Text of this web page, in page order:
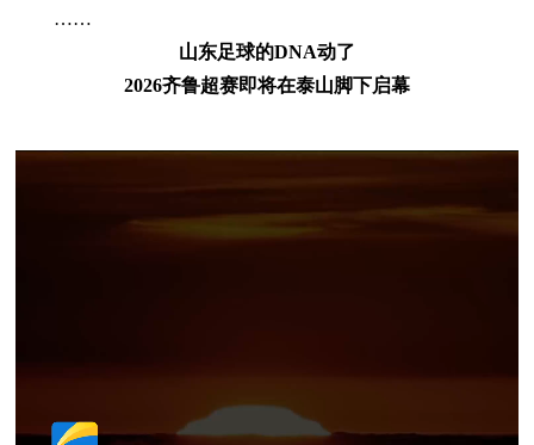
……
山东足球的DNA动了
2026齐鲁超赛即将在泰山脚下启幕